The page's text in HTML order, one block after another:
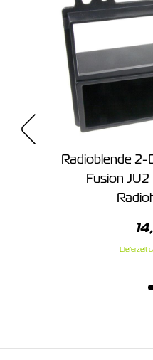
Radioblende 2-
Fusion
Lieferzeit